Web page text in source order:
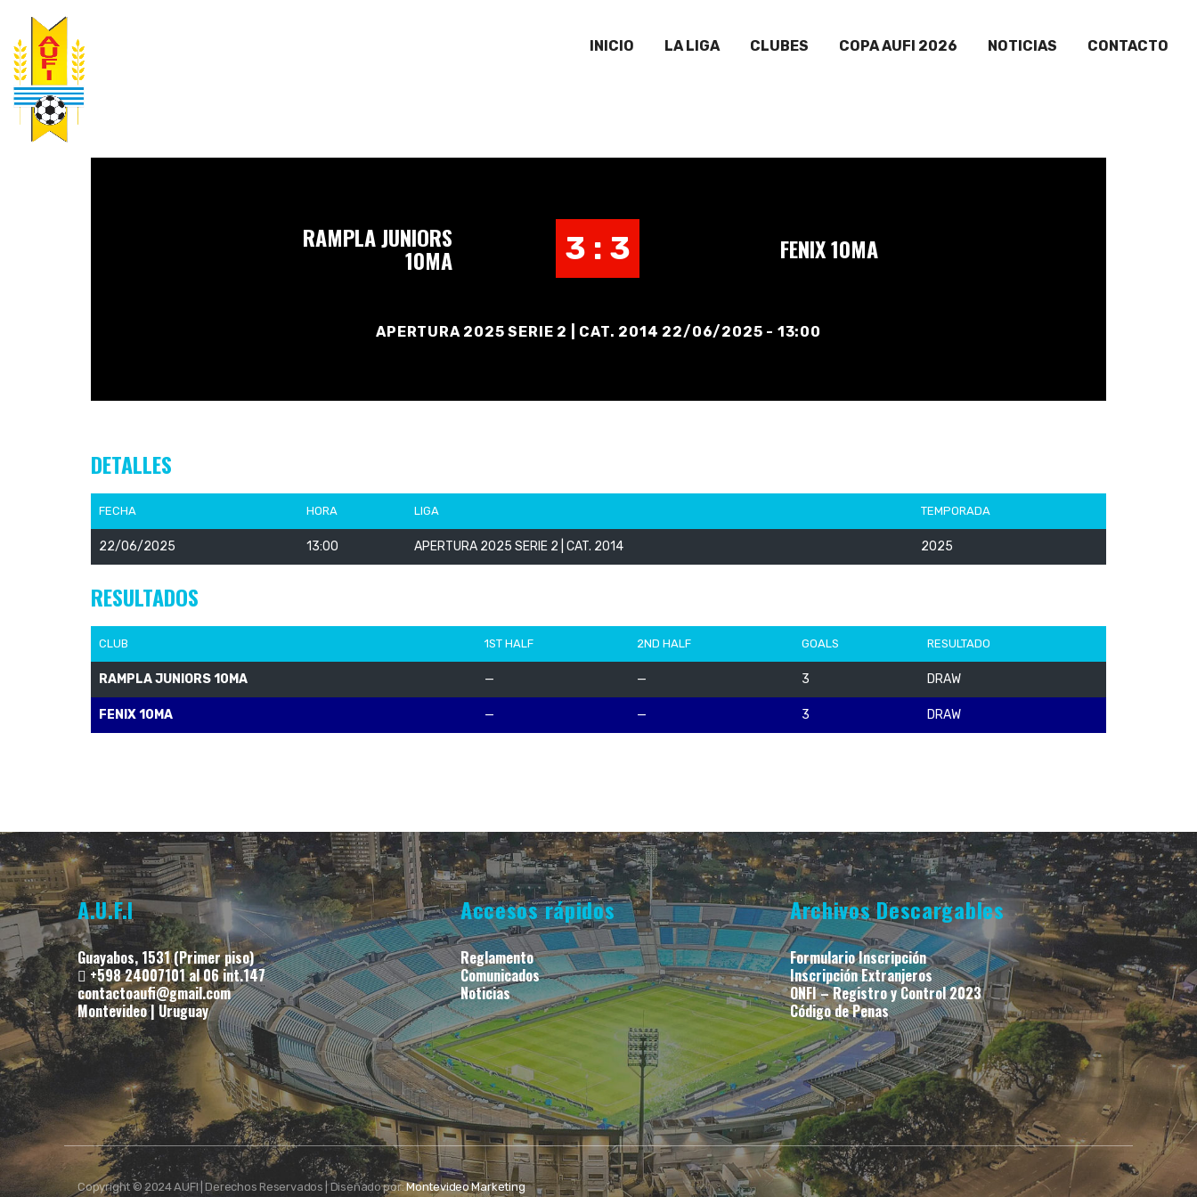
INICIO LA LIGA CLUBES COPA AUFI 2026 NOTICIAS CONTACTO
RAMPLA JUNIORS
10MA 3 : 3 FENIX 10MA
APERTURA 2025 SERIE 2 | CAT. 2014 22/06/2025 - 13:00
DETALLES
FECHA HORA LIGA TEMPORADA
22/06/2025 13:00 APERTURA 2025 SERIE 2 | CAT. 2014 2025
RESULTADOS
CLUB 1ST HALF 2ND HALF GOALS RESULTADO
RAMPLA JUNIORS 10MA — — 3 DRAW
FENIX 10MA — — 3 DRAW
A.U.F.I
Guayabos, 1531 (Primer piso)
+598 24007101 al 06 int.147
contactoaufi@gmail.com
Montevideo | Uruguay
Accesos rápidos
Reglamento
Comunicados
Noticias
Archivos Descargables
Formulario Inscripción
Inscripción Extranjeros
ONFI – Registro y Control 2023
Código de Penas
Copyright © 2024 AUFI | Derechos Reservados | Diseñado por:Montevideo Marketing